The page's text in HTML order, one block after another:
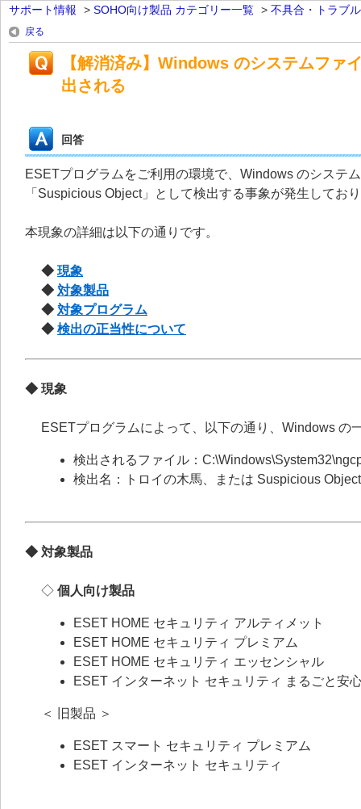
サポート情報 > SOHO向け製品 カテゴリー一覧 > 不具合・トラブル
戻る
【解消済み】Windows のシステムフ
出される
回答
ESETプログラムをご利用の環境で、Windows のシステ
「Suspicious Object」として検出する事象が発生してお
本現象の詳細は以下の通りです。
◆ 現象
◆ 対象製品
◆ 対象プログラム
◆ 検出の正当性について
◆ 現象
ESETプログラムによって、以下の通り、Windows
検出されるファイル：
検出名：トロイの木馬、または Suspicious Object
◆ 対象製品
◇ 個人向け製品
ESET HOME セキュリティ アルティメット
ESET HOME セキュリティ プレミアム
ESET HOME セキュリティ エッセンシャル
ESET インターネット セキュリティ まるごと安
＜ 旧製品 ＞
ESET スマート セキュリティ プレミアム
ESET インターネット セキュリティ